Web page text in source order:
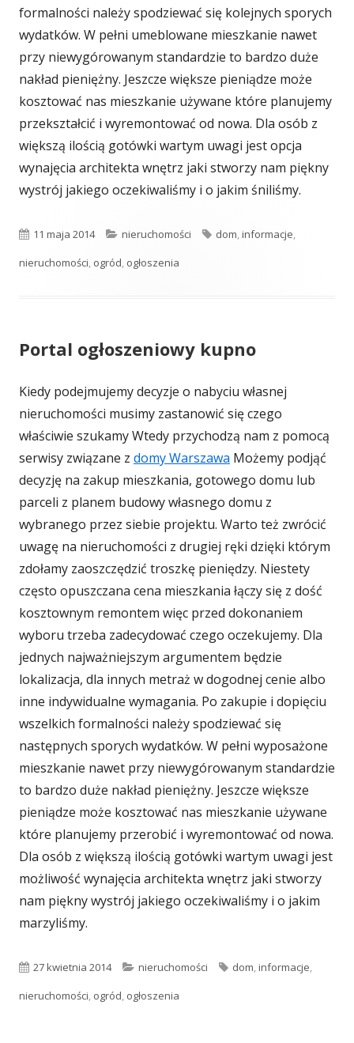
formalności należy spodziewać się kolejnych sporych
wydatków. W pełni umeblowane mieszkanie nawet
przy niewygórowanym standardzie to bardzo duże
nakład pieniężny. Jeszcze większe pieniądze może
kosztować nas mieszkanie używane które planujemy
przekształcić i wyremontować od nowa. Dla osób z
większą ilością gotówki wartym uwagi jest opcja
wynajęcia architekta wnętrz jaki stworzy nam piękny
wystrój jakiego oczekiwaliśmy i o jakim śniliśmy.
Opublikowano
11 maja 2014 Kategorie
nieruchomości Tagi
dom,informacje,
nieruchomości, ogród, ogłoszenia
Portal ogłoszeniowy kupno
Kiedy podejmujemy decyzje o nabyciu własnej
nieruchomości musimy zastanowić się czego
właściwie szukamy Wtedy przychodzą nam z pomocą
serwisy związane z domy Warszawa Możemy podjąć
decyzję na zakup mieszkania, gotowego domu lub
parceli z planem budowy własnego domu z
wybranego przez siebie projektu. Warto też zwrócić
uwagę na nieruchomości z drugiej ręki dzięki którym
zdołamy zaoszczędzić troszkę pieniędzy. Niestety
często opuszczana cena mieszkania łączy się z dość
kosztownym remontem więc przed dokonaniem
wyboru trzeba zadecydować czego oczekujemy. Dla
jednych najważniejszym argumentem będzie
lokalizacja, dla innych metraż w dogodnej cenie albo
inne indywidualne wymagania. Po zakupie i dopięciu
wszelkich formalności należy spodziewać się
następnych sporych wydatków. W pełni wyposażone
mieszkanie nawet przy niewygórowanym standardzie
to bardzo duże nakład pieniężny. Jeszcze większe
pieniądze może kosztować nas mieszkanie używane
które planujemy przerobić i wyremontować od nowa.
Dla osób z większą ilością gotówki wartym uwagi jest
możliwość wynajęcia architekta wnętrz jaki stworzy
nam piękny wystrój jakiego oczekiwaliśmy i o jakim
marzyliśmy.
Opublikowano
27 kwietnia 2014 Kategorie
nieruchomości Tagi
dom,informacje,
nieruchomości, ogród, ogłoszenia